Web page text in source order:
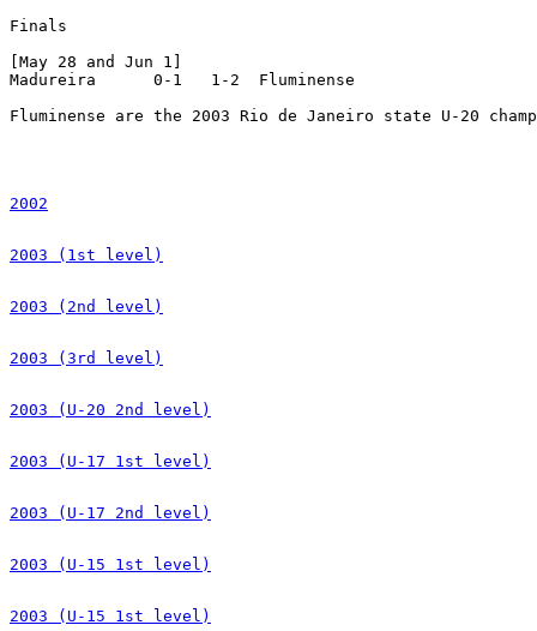
Finals
[May 28 and Jun 1]
Madureira      0-1   1-2  Fluminense
Fluminense are the 2003 Rio de Janeiro state U-20
2002
2003 (1st level)
2003 (2nd level)
2003 (3rd level)
2003 (U-20 2nd level)
2003 (U-17 1st level)
2003 (U-17 2nd level)
2003 (U-15 1st level)
2003 (U-15 1st level)